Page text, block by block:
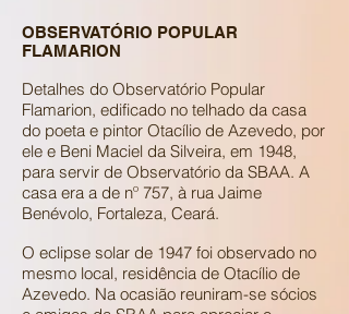
OBSERVATÓRIO POPULAR
FLAMARION
Detalhes do Observatório Popular
Flamarion, edificado no telhado da casa
do poeta e pintor Otacílio de Azevedo, por
ele e Beni Maciel da Silveira, em 1948,
para servir de Observatório da SBAA. A
casa era a de nº 757, à rua Jaime
Benévolo, Fortaleza, Ceará.
O eclipse solar de 1947 foi observado no
mesmo local, residência de Otacílio de
Azevedo. Na ocasião reuniram-se sócios